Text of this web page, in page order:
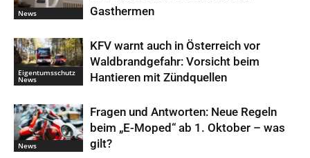
News
Gasthermen
Eigentumsschutz
News
KFV warnt auch in Österreich vor
Waldbrandgefahr: Vorsicht beim
Hantieren mit Zündquellen
News
Fragen und Antworten: Neue Regeln
beim „E-Moped“ ab 1. Oktober – was
gilt?